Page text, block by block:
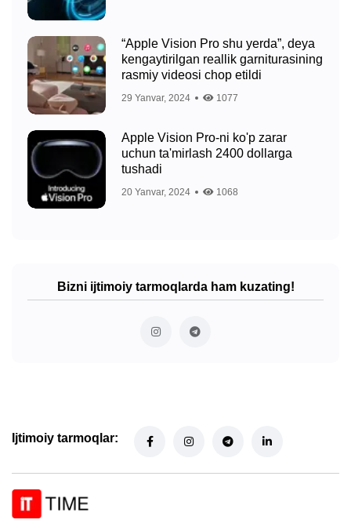
“Apple Vision Pro shu yerda”, deya
kengaytirilgan reallik garniturasining
rasmiy videosi chop etildi
29 Yanvar, 2024 1077
Apple Vision Pro-ni ko'p zarar
uchun ta'mirlash 2400 dollarga
tushadi
20 Yanvar, 2024 1068
Bizni ijtimoiy tarmoqlarda ham kuzating!
Ijtimoiy tarmoqlar: